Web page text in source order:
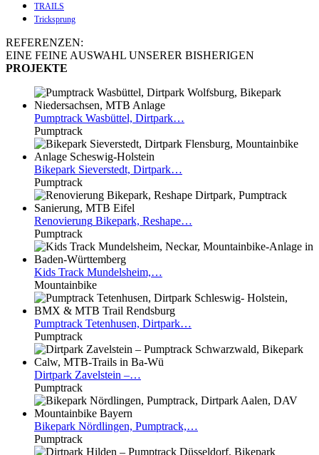
TRAILS
Tricksprung
REFERENZEN:
EINE FEINE AUSWAHL UNSERER BISHERIGEN
PROJEKTE
Pumptrack Wasbüttel, Dirtpark…
Pumptrack
Bikepark Sieverstedt, Dirtpark…
Pumptrack
Renovierung Bikepark, Reshape…
Pumptrack
Kids Track Mundelsheim,…
Mountainbike
Pumptrack Tetenhusen, Dirtpark…
Pumptrack
Dirtpark Zavelstein –…
Pumptrack
Bikepark Nördlingen, Pumptrack,…
Pumptrack